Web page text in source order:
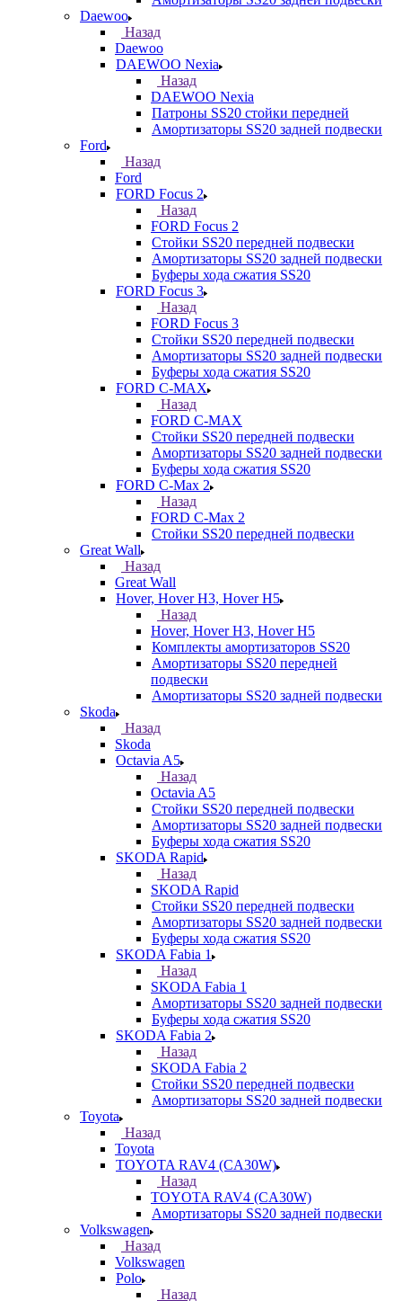
Daewoo
Назад
Daewoo
DAEWOO Nexia
Назад
DAEWOO Nexia
Патроны SS20 стойки передней
Амортизаторы SS20 задней подвески
Ford
Назад
Ford
FORD Focus 2
Назад
FORD Focus 2
Стойки SS20 передней подвески
Амортизаторы SS20 задней подвески
Буферы хода сжатия SS20
FORD Focus 3
Назад
FORD Focus 3
Стойки SS20 передней подвески
Амортизаторы SS20 задней подвески
Буферы хода сжатия SS20
FORD С-MAX
Назад
FORD С-MAX
Стойки SS20 передней подвески
Амортизаторы SS20 задней подвески
Буферы хода сжатия SS20
FORD C-Max 2
Назад
FORD C-Max 2
Стойки SS20 передней подвески
Great Wall
Назад
Great Wall
Hover, Hover H3, Hover H5
Назад
Hover, Hover H3, Hover H5
Комплекты амортизаторов SS20
Амортизаторы SS20 передней
подвески
Амортизаторы SS20 задней подвески
Skoda
Назад
Skoda
Octavia A5
Назад
Octavia A5
Стойки SS20 передней подвески
Амортизаторы SS20 задней подвески
Буферы хода сжатия SS20
SKODA Rapid
Назад
SKODA Rapid
Стойки SS20 передней подвески
Амортизаторы SS20 задней подвески
Буферы хода сжатия SS20
SKODA Fabia 1
Назад
SKODA Fabia 1
Амортизаторы SS20 задней подвески
Буферы хода сжатия SS20
SKODA Fabia 2
Назад
SKODA Fabia 2
Стойки SS20 передней подвески
Амортизаторы SS20 задней подвески
Toyota
Назад
Toyota
TOYOTA RAV4 (CA30W)
Назад
TOYOTA RAV4 (CA30W)
Амортизаторы SS20 задней подвески
Volkswagen
Назад
Volkswagen
Polo
Назад